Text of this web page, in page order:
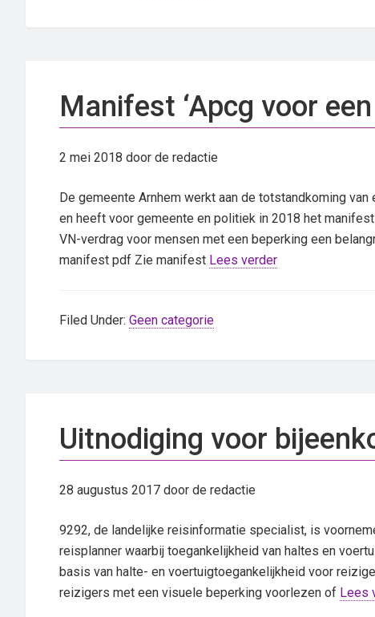
Manifest ‘Apcg voor
2 mei 2018 door de redactie
De gemeente Arnhem werkt aan de totstandkoming
en heeft voor gemeente en politiek in 2018 het
VN-verdrag voor mensen met een beperking een
manifest pdf Zie manifest Lees verder
Filed Under: Geen categorie
Uitnodiging voor
28 augustus 2017 door de redactie
9292, de landelijke reisinformatie specialist, is
reisplanner waarbij toegankelijkheid van haltes en
basis van halte- en voertuigtoegankelijkheid voor
reizigers met een visuele beperking voorlezen of Lees